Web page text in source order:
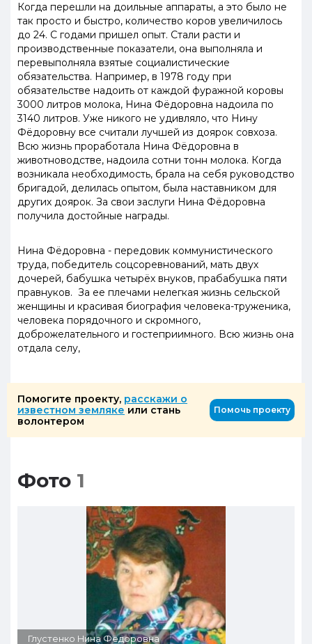
Когда перешли на доильные аппараты, а это было не
так просто и быстро, количество коров увеличилось
до 24. С годами пришел опыт. Стали расти и
производственные показатели, она выполняла и
перевыполняла взятые социалистические
обязательства. Например, в 1978 году при
обязательстве надоить от каждой фуражной коровы
3000 литров молока, Нина Фёдоровна надоила по
3140 литров. Уже никого не удивляло, что Нину
Фёдоровну все считали лучшей из доярок совхоза.
Всю жизнь проработала Нина Фёдоровна в
животноводстве, надоила сотни тонн молока. Когда
возникала необходимость, брала на себя руководство
бригадой, делилась опытом, была наставником для
других доярок. За свои заслуги Нина Фёдоровна
получила достойные награды.
Нина Фёдоровна - передовик коммунистического
труда, победитель соцсоревнований, мать двух
дочерей, бабушка четырёх внуков, прабабушка пяти
правнуков. За ее плечами нелегкая жизнь сельской
женщины и красивая биография человека-труженика,
человека порядочного и скромного,
доброжелательного и гостеприимного. Всю жизнь она
отдала селу,
Помогите проекту, расскажи о
известном земляке или стань
волонтером
Помочь проекту
Фото 1
Глустенко Нина Фёдоровна